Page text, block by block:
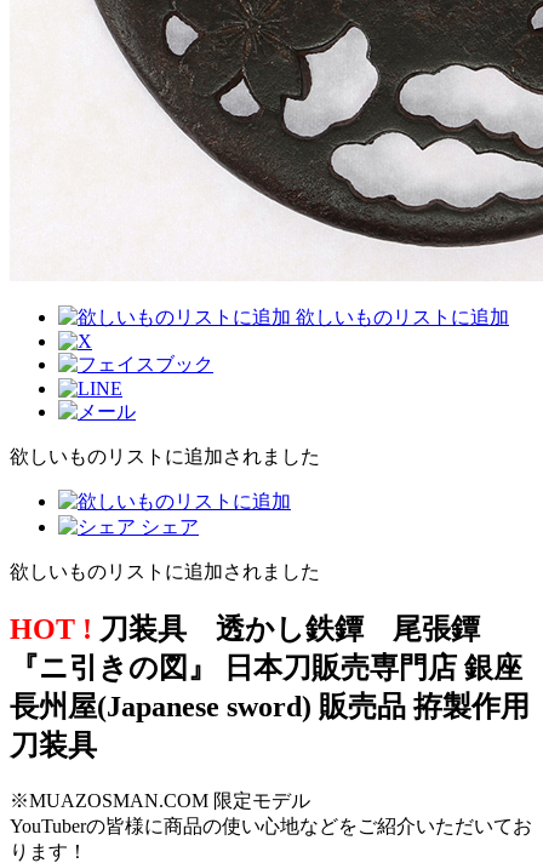
欲しいものリストに追加
欲しいものリストに追加されました
シェア
欲しいものリストに追加されました
HOT ! 刀装具 透かし鉄鐔 尾張鐔
『ニ引きの図』 日本刀販売専門店 銀座
長州屋(Japanese sword) 販売品 拵製作用
刀装具
※MUAZOSMAN.COM 限定モデル
YouTuberの皆様に商品の使い心地などをご紹介いただいてお
ります！